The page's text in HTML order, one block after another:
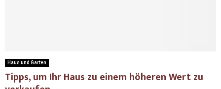
Haus und Garten
Tipps, um Ihr Haus zu einem höheren Wert zu